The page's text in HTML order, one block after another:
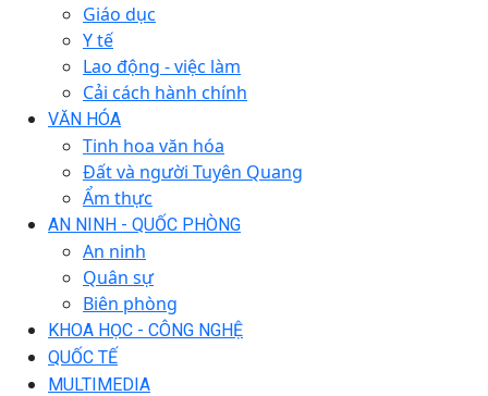
Giáo dục
Y tế
Lao động - việc làm
Cải cách hành chính
VĂN HÓA
Tinh hoa văn hóa
Đất và người Tuyên Quang
Ẩm thực
AN NINH - QUỐC PHÒNG
An ninh
Quân sự
Biên phòng
KHOA HỌC - CÔNG NGHỆ
QUỐC TẾ
MULTIMEDIA